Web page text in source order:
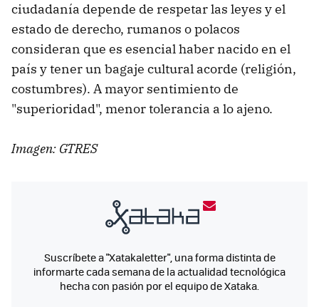
ciudadanía depende de respetar las leyes y el
estado de derecho, rumanos o polacos
consideran que es esencial haber nacido en el
país y tener un bagaje cultural acorde (religión,
costumbres). A mayor sentimiento de
"superioridad", menor tolerancia a lo ajeno.
Imagen: GTRES
Suscríbete a "Xatakaletter", una forma distinta de
informarte cada semana de la actualidad tecnológica
hecha con pasión por el equipo de Xataka.